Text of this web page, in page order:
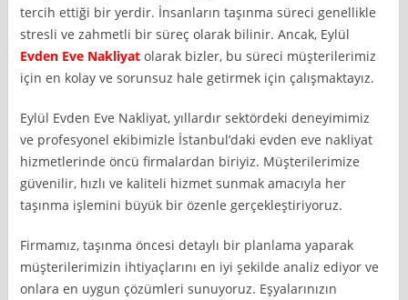
tercih ettiği bir yerdir. İnsanların taşınma süreci genellikle
stresli ve zahmetli bir süreç olarak bilinir. Ancak, Eylül
Evden Eve Nakliyat olarak bizler, bu süreci müşterilerimiz
için en kolay ve sorunsuz hale getirmek için çalışmaktayız.
Eylül Evden Eve Nakliyat, yıllardır sektördeki deneyimimiz
ve profesyonel ekibimizle İstanbul’daki evden eve nakliyat
hizmetlerinde öncü firmalardan biriyiz. Müşterilerimize
güvenilir, hızlı ve kaliteli hizmet sunmak amacıyla her
taşınma işlemini büyük bir özenle gerçekleştiriyoruz.
Firmamız, taşınma öncesi detaylı bir planlama yaparak
müşterilerimizin ihtiyaçlarını en iyi şekilde analiz ediyor ve
onlara en uygun çözümleri sunuyoruz. Eşyalarınızın